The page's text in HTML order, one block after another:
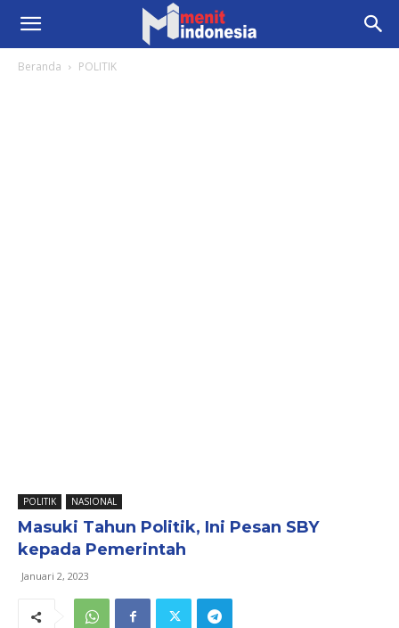
Beranda POLITIK
POLITIK NASIONAL
Masuki Tahun Politik, Ini Pesan SBY
kepada Pemerintah
Januari 2, 2023